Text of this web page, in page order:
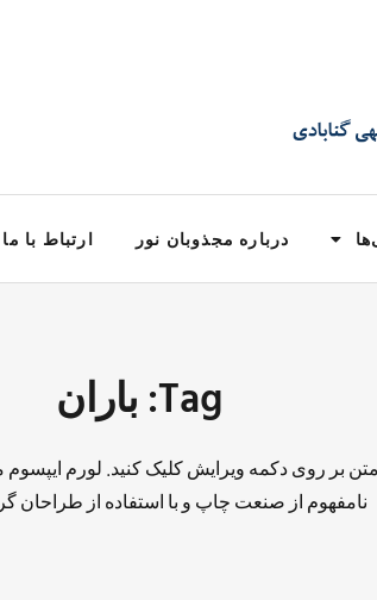
درباره مجذوبان نور ارتباط با ما
Tag: باران
متن بر روی دکمه ویرایش کلیک کنید. لورم
نامفهوم از صنعت چاپ و با استفاده از طراحان